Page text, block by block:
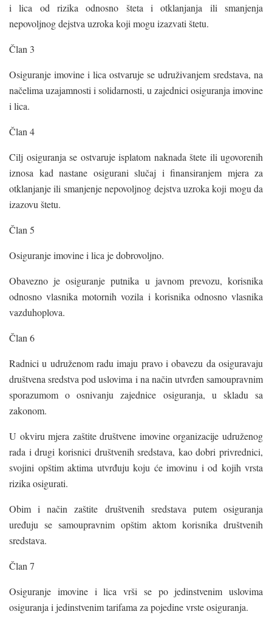
i lica od rizika odnosno šteta i otklanjanja ili smanjenja
nepovoljnog dejstva uzroka koji mogu izazvati štetu.
Član 3
Osiguranje imovine i lica ostvaruje se udruživanjem sredstava, na
načelima uzajamnosti i solidarnosti, u zajednici osiguranja imovine
i lica.
Član 4
Cilj osiguranja se ostvaruje isplatom naknada štete ili ugovorenih
iznosa kad nastane osigurani slučaj i finansiranjem mjera za
otklanjanje ili smanjenje nepovoljnog dejstva uzroka koji mogu da
izazovu štetu.
Član 5
Osiguranje imovine i lica je dobrovoljno.
Obavezno je osiguranje putnika u javnom prevozu, korisnika
odnosno vlasnika motornih vozila i korisnika odnosno vlasnika
vazduhoplova.
Član 6
Radnici u udruženom radu imaju pravo i obavezu da osiguravaju
društvena sredstva pod uslovima i na način utvrđen samoupravnim
sporazumom o osnivanju zajednice osiguranja, u skladu sa
zakonom.
U okviru mjera zaštite društvene imovine organizacije udruženog
rada i drugi korisnici društvenih sredstava, kao dobri privrednici,
svojini opštim aktima utvrđuju koju će imovinu i od kojih vrsta
rizika osigurati.
Obim i način zaštite društvenih sredstava putem osiguranja
uređuju se samoupravnim opštim aktom korisnika društvenih
sredstava.
Član 7
Osiguranje imovine i lica vrši se po jedinstvenim uslovima
osiguranja i jedinstvenim tarifama za pojedine vrste osiguranja.